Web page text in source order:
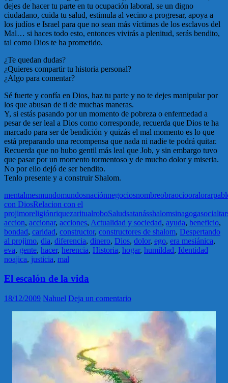
dejes de hacer tu parte en tu ocupación laboral, se un digno
ciudadano, cuida tu salud, estimula al vecino a progresar, apoya a
los judíos e Israel para que no sean más víctimas de los esclavos del
Mal… si haces todo esto, entonces vivirás a plenitud, serás bendito,
tal como Dios te ha prometido.
¿Te quedan dudas?
¿Quieres compartir tu historia personal?
¿Algo para comentar?
Sé fuerte y confía en Dios, haz tu parte y no te dejes manipular por
los que abusan de ti de muchas maneras.
Y, si estás pasando por un momento de pobreza o enfermedad a
pesar de ser leal a Dios como corresponde, recuerda que Dios te ha
marcado para ser de bendición y quizás el mal momento es lo que
está preparando una recompensa que nada ni nadie te podrá quitar.
Recuerda que no hubo gentil más leal que Job, y sin embargo tuvo
que pasar por un momento tormentoso y de mucho dolor y miseria.
No por ello dejó de ser bendito.
Tenlo presente y a construir Shalom.
mentalmesmundomundosnaciónnegociosnombreobraociooralorar
con DiosRelacion con el
projimoreligiónriquezaritualroboSaludsatanásshalomsinagogasocial
accion, accionar, acciones, Actualidad y sociedad, ayuda, beneficio,
bondad, caridad, constructor, constructores de shalom, Despertando
al projimo, dia, diferencia, dinero, Dios, dolor, ego, era mesiánica,
eva, gente, hacer, herencia, Historia, hogar, humildad, Identidad
noajica, justicia, mal
El escalón de la vida
18/12/2009 Nahuel Deja un comentario